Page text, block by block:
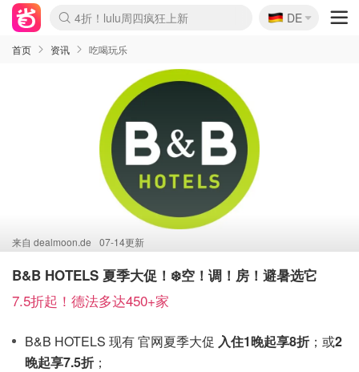
Boticinal 夏促开抢！
4折！lulu周四疯狂上新
还没结束！&OtherStories大促
Joybuy变相75折 随时失效
速领！Stanley独家85折
疑似霸哥！Camper额外叠85折
Zalando 奥莱闪促！每日更新
Moncler反季囤！5折起+叠9折
Coach Brooklyn仅€192
🇩🇪
DE
首页 资讯 吃喝玩乐
来自 dealmoon.de 07-14更新
B&B HOTELS 夏季大促！❄️空！调！房！避暑选它
7.5折起！德法多达450+家
B&B HOTELS 现有 官网夏季大促 入住1晚起享8折 ；或2
晚起享7.5折 ；